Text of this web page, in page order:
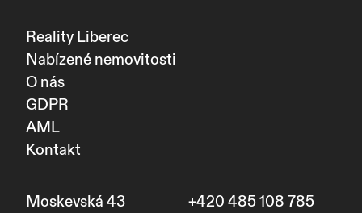
Reality Liberec
Nabízené nemovitosti
O nás
GDPR
AML
Kontakt
Moskevská 43
+420 485 108 785